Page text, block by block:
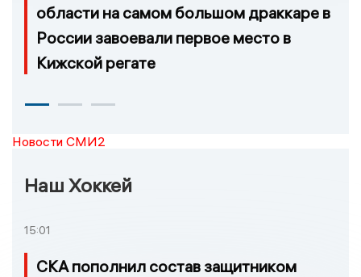
области на самом большом драккаре в
России завоевали первое место в
Кижской регате
Новости СМИ2
Наш Хоккей
15:01
СКА пополнил состав защитником